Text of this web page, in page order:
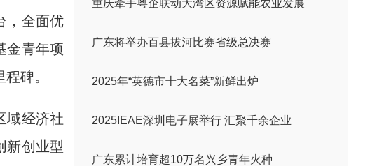
，全面优
金青年项
碑。
域经济社
新创业型
重庆牵手粤企联动大湾区资源赋能农业发展
广东将举办百县拔河比赛省级总决赛
2025年“英德市十大名菜”新鲜出炉
2025IEAE深圳电子展举行 汇聚千余企业
广东累计培育超10万名兴乡青年火种